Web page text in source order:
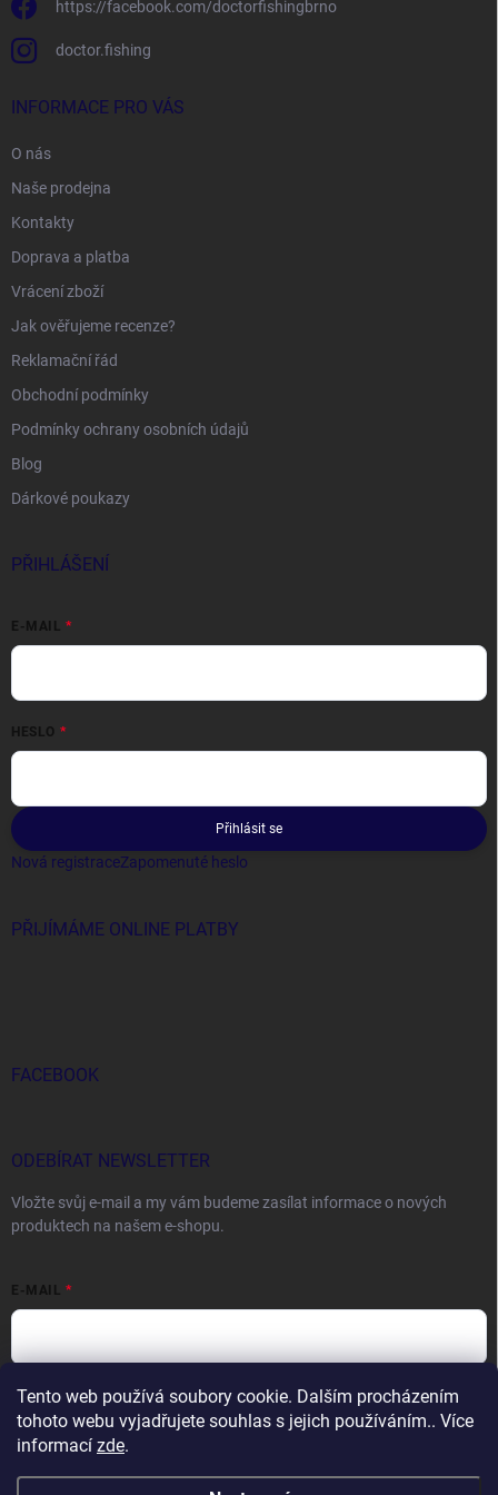
Tento web používá soubory cookie. Dalším procházením
tohoto webu vyjadřujete souhlas s jejich používáním.. Více
informací zde.
https://facebook.com/doctorfishingbrno
doctor.fishing
INFORMACE PRO VÁS
O nás
Naše prodejna
Kontakty
Doprava a platba
Vrácení zboží
Jak ověřujeme recenze?
Reklamační řád
Obchodní podmínky
Podmínky ochrany osobních údajů
Blog
Dárkové poukazy
PŘIHLÁŠENÍ
E-MAIL
HESLO
Přihlásit se
Nová registraceZapomenuté heslo
PŘIJÍMÁME ONLINE PLATBY
FACEBOOK
ODEBÍRAT NEWSLETTER
Vložte svůj e-mail a my vám budeme zasílat informace o nových
produktech na našem e-shopu.
E-MAIL
Vložením e-mailu souhlasíte spodmínkami ochrany osobních údajů
Přihlásit se